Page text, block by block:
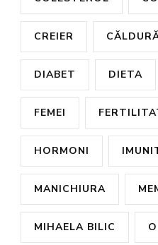
CREIER
DIABET DIETA
FEMEI
HORMONI
MANICHIURA
MIHAELA BILIC